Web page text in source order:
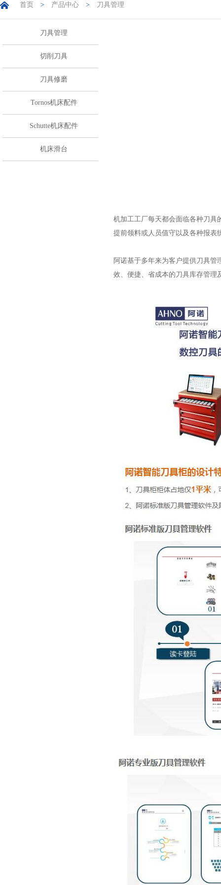
首页 > 产品中心 > 刀具管理
刀具管理
切削刀具
刀具修磨
Tornos机床配件
Schutte机床配件
机床滑台
机加工工厂每天都会面临各种刀具
提前领料或人员值守以及各种报表
阿诺基于多年来为客户提供刀具
效、便捷、省成本的刀具库存管理